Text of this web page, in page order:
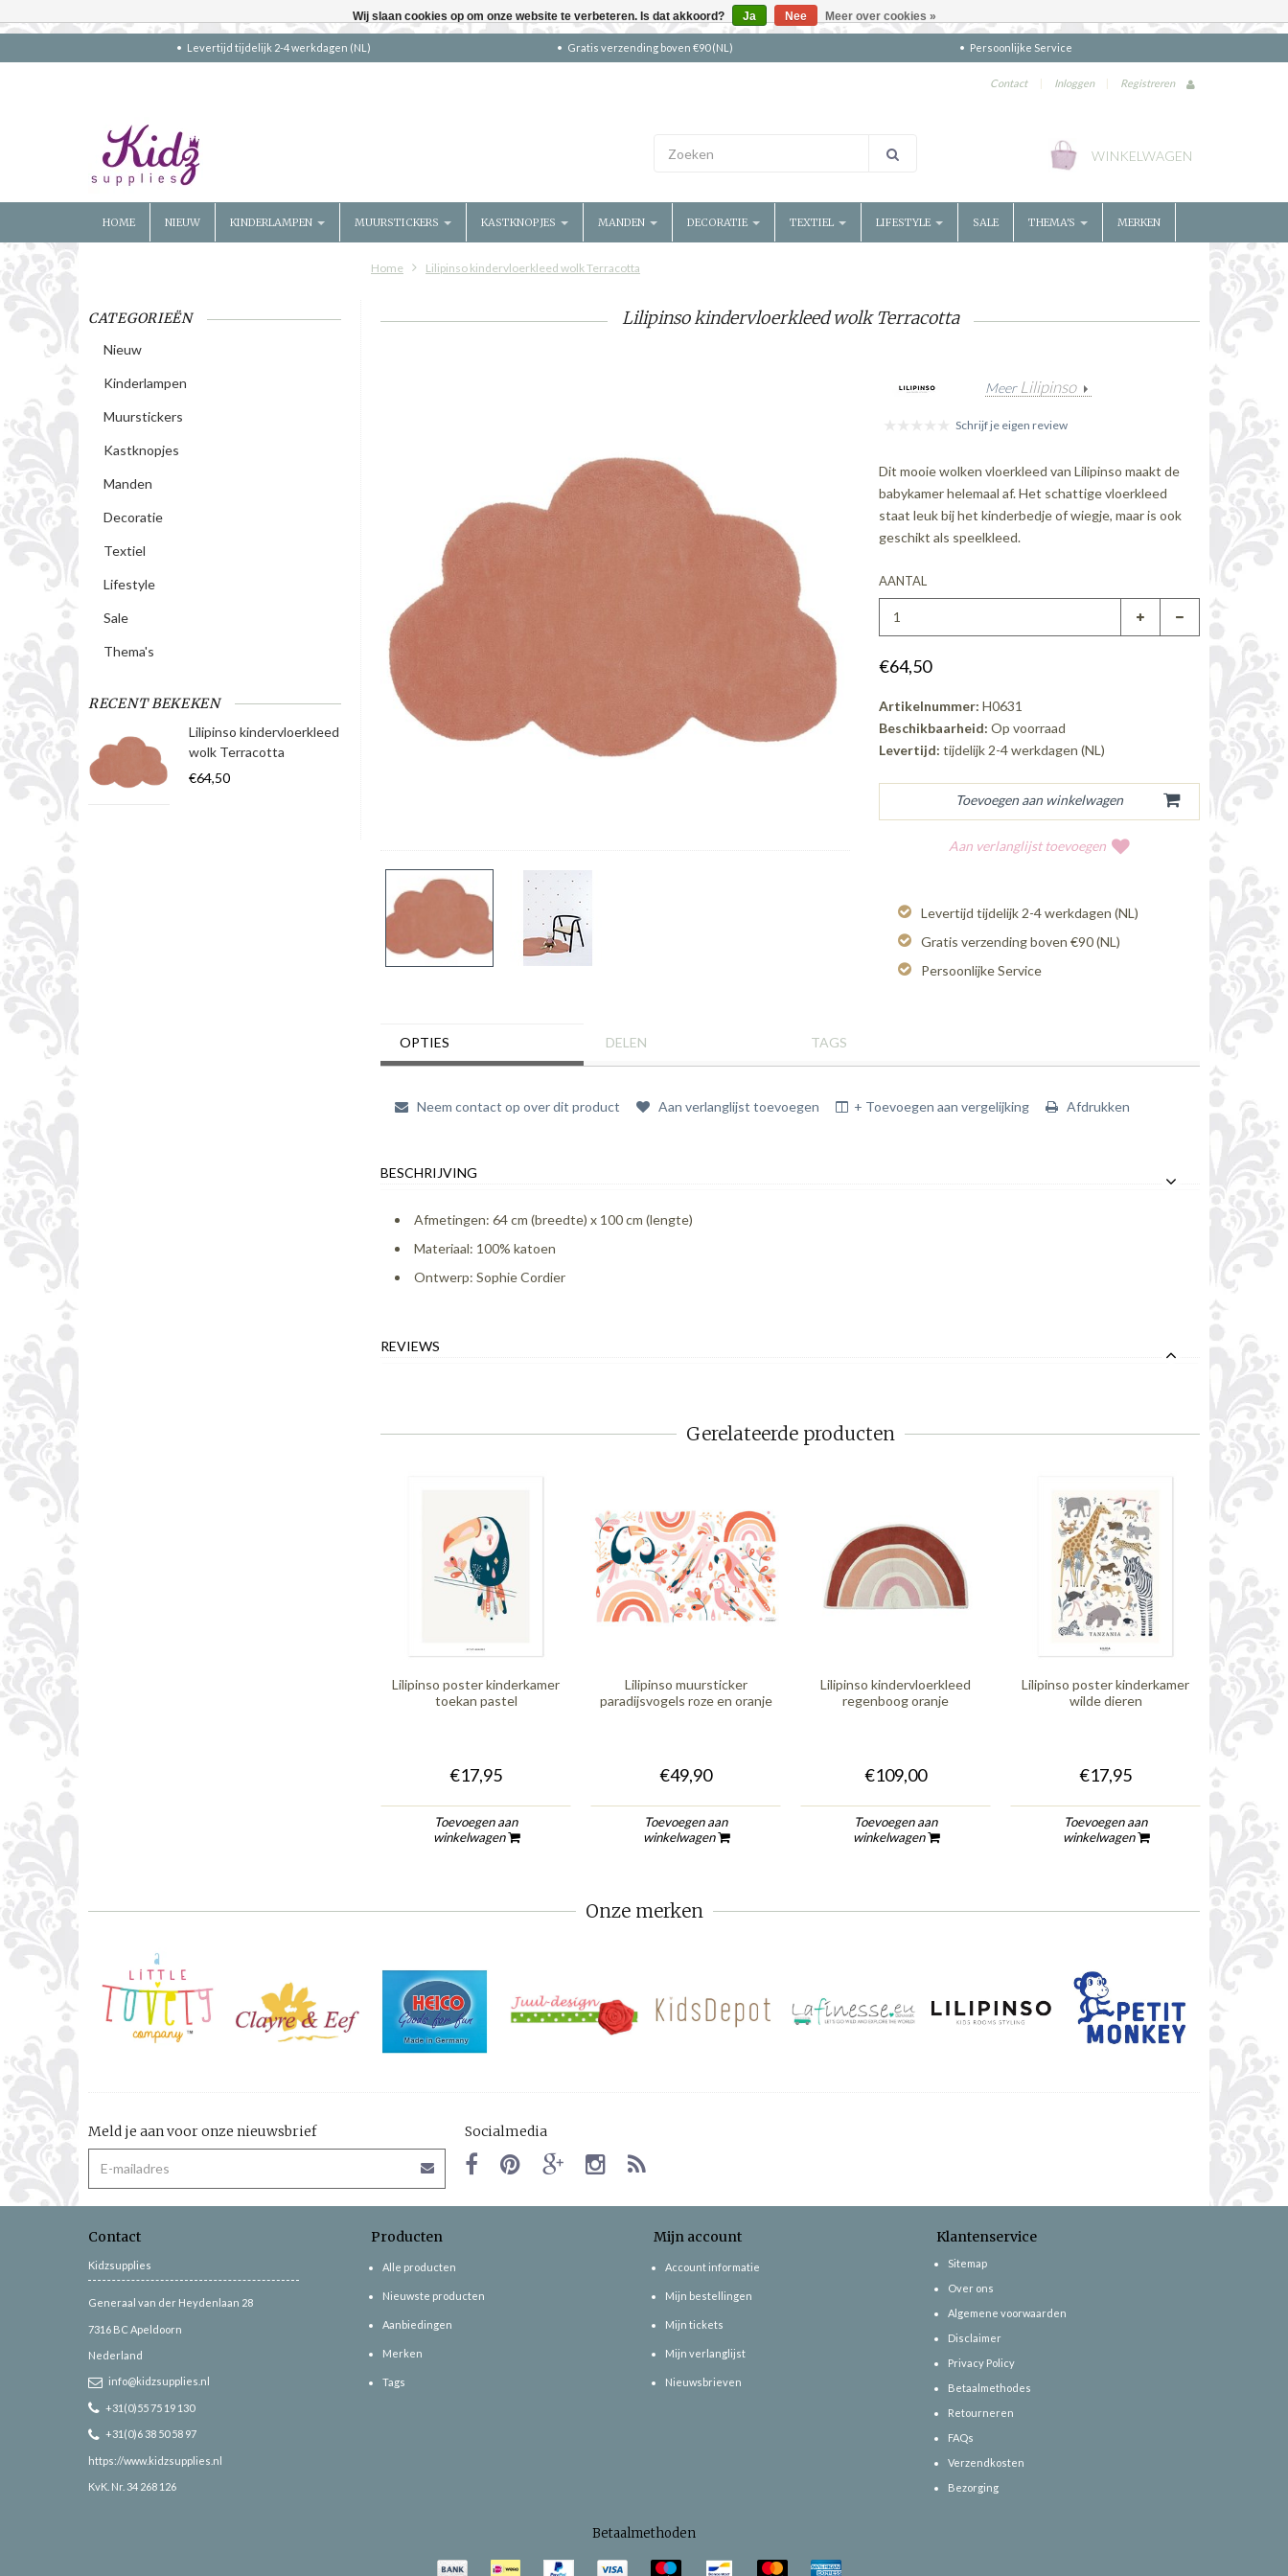
Levertijd tijdelijk 2-4 werkdagen (NL) Gratis verzending boven €90 (NL) Persoonlijke Service
Contact | Inloggen | Registreren
WINKELWAGEN
HOME NIEUW KINDERLAMPEN MUURSTICKERS KASTKNOPJES MANDEN DECORATIE TEXTIEL LIFESTYLE SALE THEMA'S MERKEN
Home Lilipinso kindervloerkleed wolk Terracotta
CATEGORIEËN
Nieuw
Kinderlampen
Muurstickers
Kastknopjes
Manden
Decoratie
Textiel
Lifestyle
Sale
Thema's
RECENT BEKEKEN
Lilipinso kindervloerkleed
wolk Terracotta
€64,50
Lilipinso kindervloerkleed wolk Terracotta
Meer Lilipinso
Schrijf je eigen review
Dit mooie wolken vloerkleed van Lilipinso maakt de
babykamer helemaal af. Het schattige vloerkleed
staat leuk bij het kinderbedje of wiegje, maar is ook
geschikt als speelkleed.
AANTAL
€64,50
Artikelnummer: H0631
Beschikbaarheid: Op voorraad
Levertijd: tijdelijk 2-4 werkdagen (NL)
Aan verlanglijst toevoegen
Levertijd tijdelijk 2-4 werkdagen (NL)
Gratis verzending boven €90 (NL)
Persoonlijke Service
OPTIES DELEN TAGS
Neem contact op over dit product Aan verlanglijst toevoegen + Toevoegen aan vergelijking Afdrukken
BESCHRIJVING
Afmetingen: 64 cm (breedte) x 100 cm (lengte)
Materiaal: 100% katoen
Ontwerp: Sophie Cordier
REVIEWS
Gerelateerde producten
Lilipinso poster kinderkamer
toekan pastel
€17,95
Toevoegen aan
winkelwagen
Lilipinso muursticker
paradijsvogels roze en oranje
€49,90
Toevoegen aan
winkelwagen
Lilipinso kindervloerkleed
regenboog oranje
€109,00
Toevoegen aan
winkelwagen
Lilipinso poster kinderkamer
wilde dieren
€17,95
Toevoegen aan
winkelwagen
Lilipinso
Onze merken
Meld je aan voor onze nieuwsbrief Socialmedia
Contact
Kidzsupplies
Generaal van der Heydenlaan 28
7316 BC Apeldoorn
Nederland
info@kidzsupplies.nl
+31(0)55 75 19 130
+31(0)6 38 50 58 97
https://www.kidzsupplies.nl
KvK. Nr. 34 268 126
Producten
Alle producten
Nieuwste producten
Aanbiedingen
Merken
Tags
Mijn account
Account informatie
Mijn bestellingen
Mijn tickets
Mijn verlanglijst
Nieuwsbrieven
Klantenservice
Sitemap
Over ons
Algemene voorwaarden
Disclaimer
Privacy Policy
Betaalmethodes
Retourneren
FAQs
Verzendkosten
Bezorging
Betaalmethoden
Wij slaan cookies op om onze website te verbeteren. Is dat akkoord? Ja Nee Meer over cookies »